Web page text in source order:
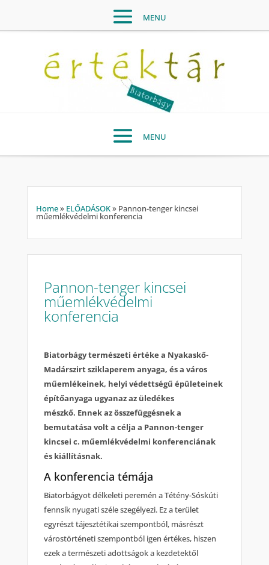
Home» ELŐADÁSOK» Pannon-tenger kincsei
műemlékvédelmi konferencia
Pannon-tenger kincsei
műemlékvédelmi
konferencia
Biatorbágytermészeti értéke a Nyakaskő-
Madárszirt sziklaperem anyaga, és a város
műemlékeinek, helyi védettségű épületeinek
építőanyaga ugyanaz az üledékes
mészkő. Ennek az összefüggésnek a
bemutatása volt a célja a Pannon-tenger
kincsei c. műemlékvédelmi konferenciának
és kiállításnak.
A konferencia témája
Biatorbágyot délkeleti peremén a Tétény-Sóskúti
fennsík nyugati széle szegélyezi. Ez a terület
egyrészt tájesztétikai szempontból, másrészt
várostörténeti szempontból igen értékes, hiszen
ezek a természeti adottságok a kezdetektől